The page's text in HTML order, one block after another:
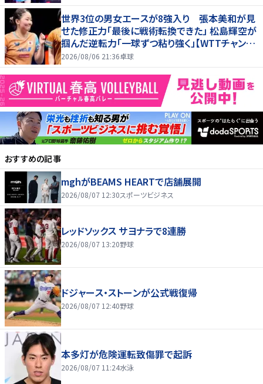
世界3位の男女エースが8強入り 張本美和が見
せた修正力「最後に戦術転換できた」 松島輝空が
掴んだ逆転力「一球ずつ粘り強く」【WTTチャンピ
オンズ横浜2026】
2026/08/06 21:36卓球
おすすめの記事
mghがBEAMS HEARTで店舗展開
2026/08/07 12:30スポーツビジネス
レッドソックス サヨナラで8連勝
2026/08/07 13:20野球
ドジャース・ストーンが公式戦復帰
2026/08/07 12:40野球
本多灯が危険運転致傷罪で起訴
2026/08/07 11:24水泳